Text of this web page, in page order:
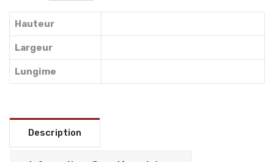
Hauteur
Largeur
Lungime
Description